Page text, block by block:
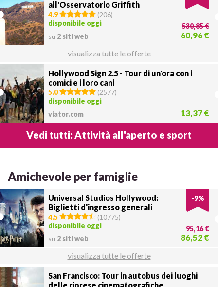
all'Osservatorio Griffith
4.9 (206)
disponibile oggi
su 2 siti web
530,85 €
60,96 €
visualizza tutte le offerte
Hollywood Sign 2.5 - Tour di un'ora con i
comici e i loro cani
5.0 (2577)
disponibile oggi
viator.com
13,37 €
Vedi tutti: Attività all'aperto e sport
Amichevole per famiglie
Universal Studios Hollywood:
Biglietti d'ingresso generali
-9%
4.5 (10775)
disponibile oggi
su 2 siti web
95,16 €
86,52 €
visualizza tutte le offerte
San Francisco: Tour in autobus dei luoghi
delle riprese cinematografiche